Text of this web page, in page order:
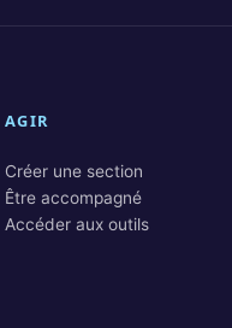
AGIR
Créer une section
Être accompagné
Accéder aux outils